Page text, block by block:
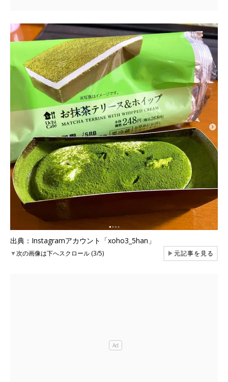
出典：Instagramアカウント「xoho3_5han」
▼次の画像は下へスクロール (3/5) ▶元記事を見る